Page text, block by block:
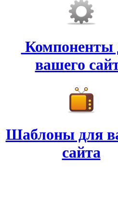
Компоненты
вашего
Шаблоны для
сайта